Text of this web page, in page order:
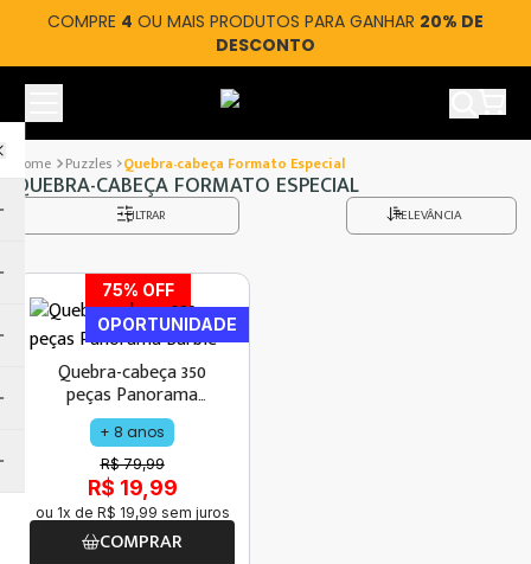
COMPRE 4 OU MAIS PRODUTOS PARA GANHAR 20% DE
DESCONTO
Ver
Puzzles Quebra-cabeça Formato Especial
QUEBRA-CABEÇA FORMATO ESPECIAL
FILTRAR RELEVÂNCIA
75% OFF
OPORTUNIDADE
Quebra-cabeça 350
peças Panorama
Barbie
+ 8 anos
R$ 79,99
R$ 19,99
ou 1x de R$ 19,99 sem juros
COMPRAR